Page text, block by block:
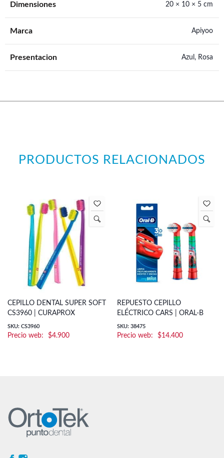
Dimensiones 20 × 10 × 5 cm
Marca Apiyoo
Presentacion Azul, Rosa
PRODUCTOS RELACIONADOS
CEPILLO DENTAL SUPER SOFT
CS3960 | CURAPROX
SKU: CS3960
$4.900
REPUESTO CEPILLO
ELÉCTRICO CARS | ORAL-B
SKU: 38475
$14.400